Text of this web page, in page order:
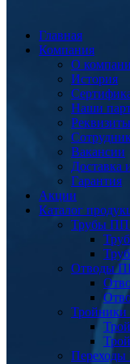
Главная
Компания
О
История
Наши
Реквизиты
Вакансии
Доставка
Гарантия
Акции
Каталог
Трубы
Отводы